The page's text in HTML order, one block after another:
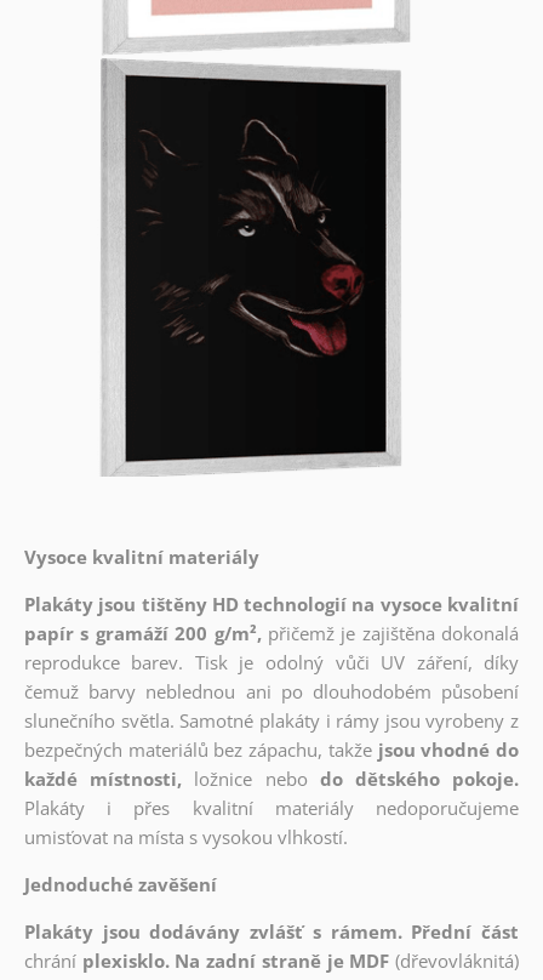
Vysoce kvalitní materiály
Plakáty jsou tištěny HD technologií na vysoce kvalitní
papír s gramáží 200 g/m², přičemž je zajištěna dokonalá
reprodukce barev. Tisk je odolný vůči UV záření, díky
čemuž barvy neblednou ani po dlouhodobém působení
slunečního světla. Samotné plakáty i rámy jsou vyrobeny z
bezpečných materiálů bez zápachu, takže jsou vhodné do
každé místnosti, ložnice nebo do dětského pokoje.
Plakáty i přes kvalitní materiály nedoporučujeme
umisťovat na místa s vysokou vlhkostí.
Jednoduché zavěšení
Plakáty jsou dodávány zvlášť s rámem. Přední část
chrání plexisklo. Na zadní straně je MDF (dřevovláknitá)